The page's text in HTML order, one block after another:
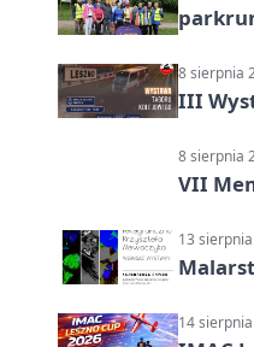
8 sierpnia
III
8 sierpnia
VII
13
14